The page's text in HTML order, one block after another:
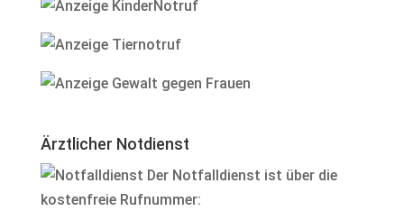
Ärztlicher Notdienst
Der Notfalldienst ist über die
kostenfreie Rufnummer: